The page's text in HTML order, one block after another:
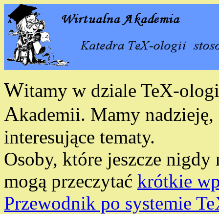
Witamy w dziale TeX-
Akademii. Mamy nadzieję,
interesujące tematy.
Osoby, które jeszcze nigdy
mogą przeczytać krótkie
Przewodnik po systemie